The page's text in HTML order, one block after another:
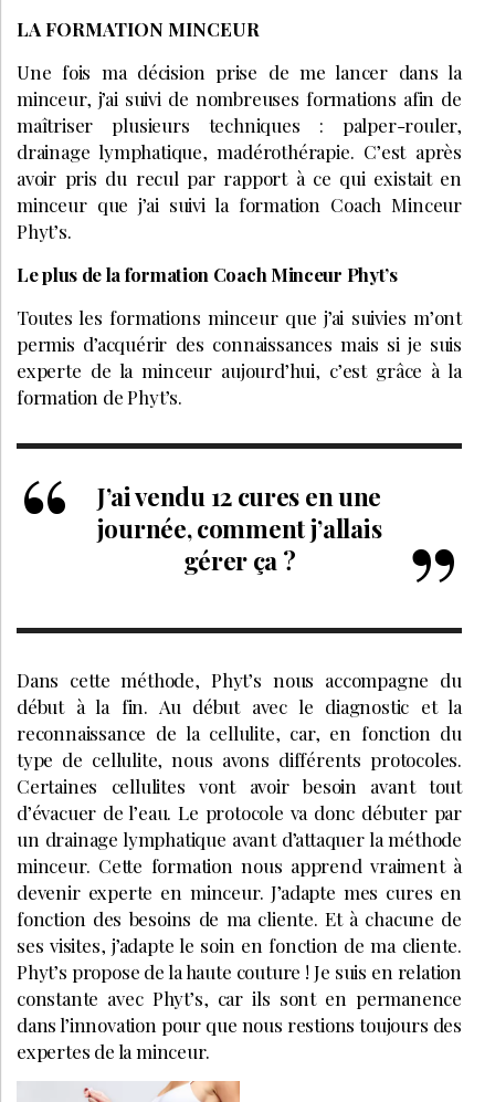
LA FORMATION MINCEUR
Une fois ma décision prise de me lancer dans la
minceur, j’ai suivi de nombreuses formations afin de
maîtriser plusieurs techniques : palper-rouler,
drainage lymphatique, madérothérapie. C’est après
avoir pris du recul par rapport à ce qui existait en
minceur que j’ai suivi la formation Coach Minceur
Phyt’s.
Le plus de la formation Coach Minceur Phyt’s
Toutes les formations minceur que j’ai suivies m’ont
permis d’acquérir des connaissances mais si je suis
experte de la minceur aujourd’hui, c’est grâce à la
formation de Phyt’s.
J’ai vendu 12 cures en une
journée, comment j’allais
gérer ça ?
Dans cette méthode, Phyt’s nous accompagne du
début à la fin. Au début avec le diagnostic et la
reconnaissance de la cellulite, car, en fonction du
type de cellulite, nous avons différents protocoles.
Certaines cellulites vont avoir besoin avant tout
d’évacuer de l’eau. Le protocole va donc débuter par
un drainage lymphatique avant d’attaquer la méthode
minceur. Cette formation nous apprend vraiment à
devenir experte en minceur. J’adapte mes cures en
fonction des besoins de ma cliente. Et à chacune de
ses visites, j’adapte le soin en fonction de ma cliente.
Phyt’s propose de la haute couture ! Je suis en relation
constante avec Phyt’s, car ils sont en permanence
dans l’innovation pour que nous restions toujours des
expertes de la minceur.